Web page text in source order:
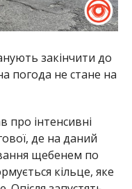
закінчити до
погода не стане на
інтенсивні
де на даний
щебенем по
кільце, яке